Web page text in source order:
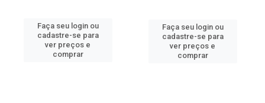
Faça seu login ou
cadastre-se para
ver preços e
comprar
Faça seu login ou
cadastre-se para
ver preços e
comprar